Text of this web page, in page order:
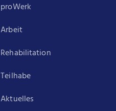
proWerk
Arbeit
Rehabilitation
Teilhabe
Aktuelles